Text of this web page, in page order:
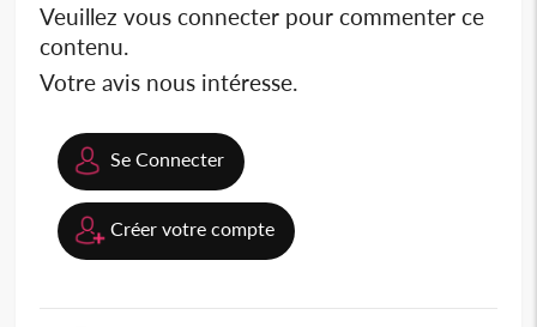
Veuillez vous connecter pour commenter ce
contenu.
Votre avis nous intéresse.
Se Connecter
Créer votre compte